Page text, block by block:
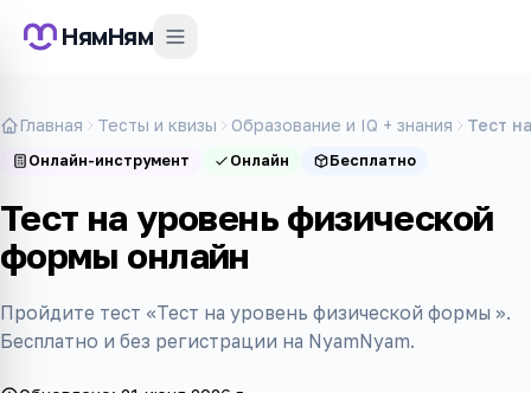
НямНям
Главная Тесты и квизы Образование и IQ + знания Тест
Онлайн-инструмент Онлайн Бесплатно
Тест на уровень физической
формы онлайн
Пройдите тест «Тест на уровень физической формы ».
Бесплатно и без регистрации на NyamNyam.